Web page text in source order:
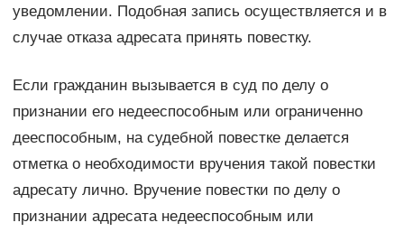
уведомлении. Подобная запись осуществляется и в
случае отказа адресата принять повестку.
Если гражданин вызывается в суд по делу о
признании его недееспособным или ограниченно
дееспособным, на судебной повестке делается
отметка о необходимости вручения такой повестки
адресату лично. Вручение повестки по делу о
признании адресата недееспособным или